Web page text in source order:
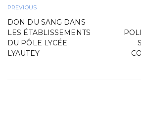
PREVIOUS
DON DU SANG DANS
LES ÉTABLISSEMENTS
DU PÔLE LYCÉE
LYAUTEY